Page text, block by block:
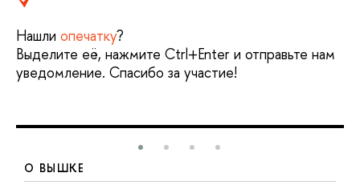
Нашли опечатку?
Выделите её, нажмите Ctrl+Enter и отправьте нам
уведомление. Спасибо за участие!
О ВЫШКЕ